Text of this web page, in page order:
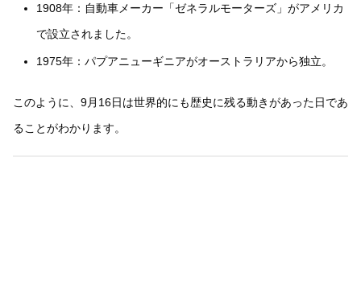
1908年：自動車メーカー「ゼネラルモーターズ」がアメリカ
で設立されました。
1975年：パプアニューギニアがオーストラリアから独立。
このように、9月16日は世界的にも歴史に残る動きがあった日であ
ることがわかります。